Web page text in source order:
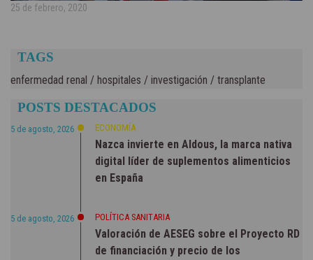
25 de febrero, 2020
TAGS
enfermedad renal / hospitales / investigación / transplante
POSTS DESTACADOS
5 de agosto, 2026 ECONOMÍA
Nazca invierte en Aldous, la marca nativa
digital líder de suplementos alimenticios
en España
5 de agosto, 2026 POLÍTICA SANITARIA
Valoración de AESEG sobre el Proyecto RD
de financiación y precio de los